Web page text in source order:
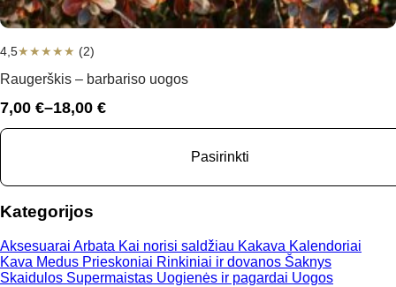
4,5★★★★★ (2)
Raugerškis – barbariso uogos
7,00 €–18,00 €
Price
range:
Pasirinkti
Kategorijos
Aksesuarai Arbata Kai norisi saldžiau Kakava Kalendoriai
Kava Medus Prieskoniai Rinkiniai ir dovanos Šaknys
Skaidulos Supermaistas Uogienės ir pagardai Uogos